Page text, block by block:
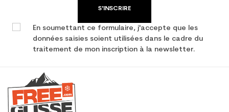
S'INSCRIRE
En soumettant ce formulaire, j'accepte que les
données saisies soient utilisées dans le cadre du
traitement de mon inscription à la newsletter.